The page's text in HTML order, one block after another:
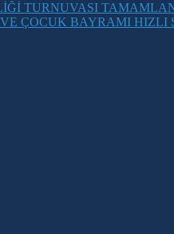
TURNUVASI
ÇOCUK BAYRAMI